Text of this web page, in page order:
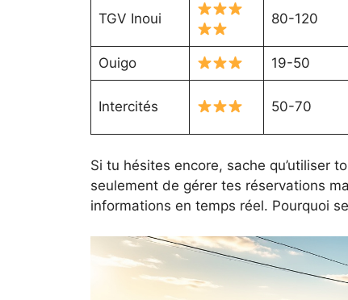
TGV Inoui 80-120
Ouigo 19-50
Intercités 50-70
Si tu hésites encore, sache qu’utiliser
seulement de gérer tes réservations
informations en temps réel. Pourquoi